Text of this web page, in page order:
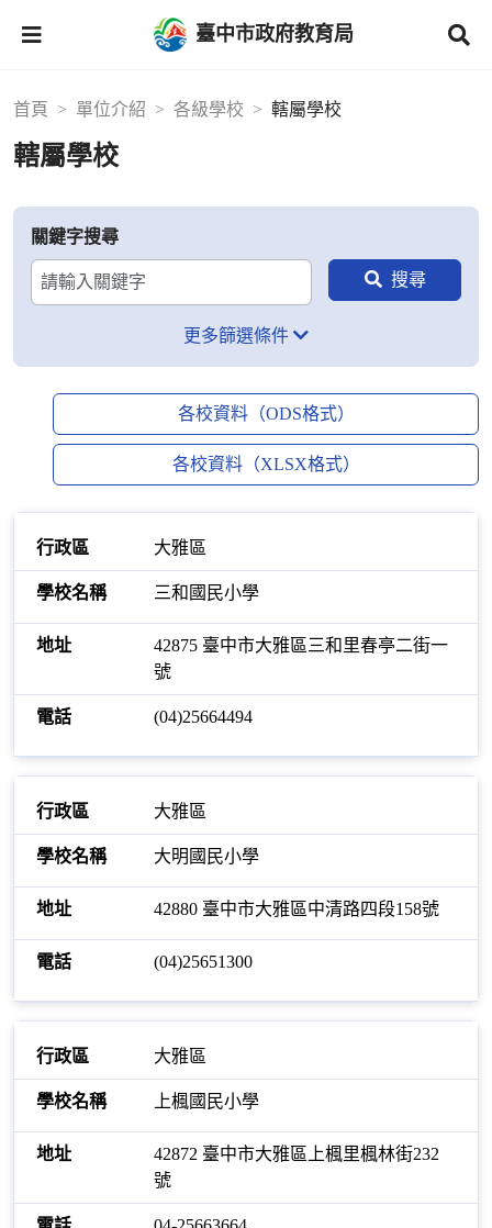
臺中市政府教育局
首頁 單位介紹 各級學校 轄屬學校
轄屬學校
關鍵字搜尋
更多篩選條件
各校資料（ODS格式）
各校資料（XLSX格式）
大雅區
三和國民小學
42875 臺中市大雅區三和里春亭二街一
號
(04)25664494
大雅區
大明國民小學
42880 臺中市大雅區中清路四段158號
(04)25651300
大雅區
上楓國民小學
42872 臺中市大雅區上楓里楓林街232
號